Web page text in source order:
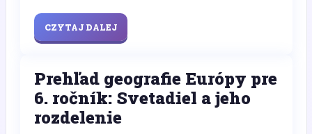
CZYTAJ DALEJ
Prehľad geografie Európy pre
6. ročník: Svetadiel a jeho
rozdelenie